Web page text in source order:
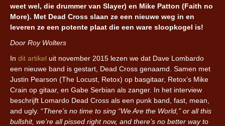
weet wel, die drummer van Slayer) en Mike Patton (Faith no
More). Met Dead Cross slaan ze een nieuwe weg in en
leveren ze een potente plaat die een ware sloopkogel is!
Door Roy Wolters
In dit artikel uit november 2015 lezen we dat Dave Lombardo
een nieuwe band is gestart, Dead Cross genaamd. Samen met
Justin Pearson (The Locust, Retox) op basgitaar, Retox’s Mike
Crain op gitaar, en Gabe Serbian als zanger. In het interview
beschrijft Lomardo Dead Cross als een punk band, fast, mean,
and ugly. “There’s no time to sing “We Are the World,” or all this
bullshit, we’re all pissed right now, and there’s no better way to